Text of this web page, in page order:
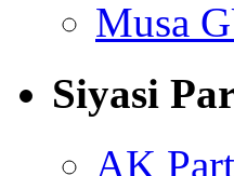
Musa
Siyasi
AK